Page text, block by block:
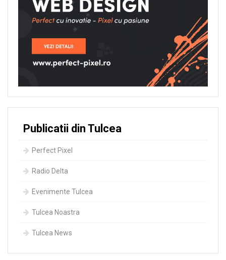
Publicatii din Tulcea
Perfect Pixel
Radio Delta
Evenimente Tulcea
Tulcea Noastra
Tulcea News